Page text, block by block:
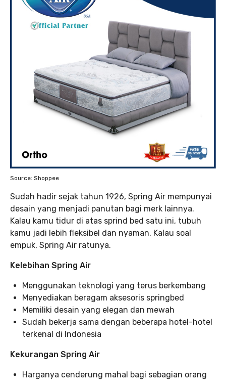
Source: Shoppee
Sudah hadir sejak tahun 1926, Spring Air mempunyai
desain yang menjadi panutan bagi merk lainnya.
Kalau kamu tidur di atas sprind bed satu ini, tubuh
kamu jadi lebih fleksibel dan nyaman. Kalau soal
empuk, Spring Air ratunya.
Kelebihan Spring Air
Menggunakan teknologi yang terus berkembang
Menyediakan beragam aksesoris springbed
Memiliki desain yang elegan dan mewah
Sudah bekerja sama dengan beberapa hotel-hotel
terkenal di Indonesia
Kekurangan Spring Air
Harganya cenderung mahal bagi sebagian orang